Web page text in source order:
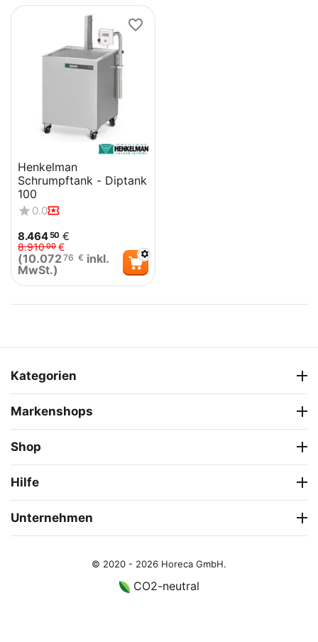
Henkelman
Schrumpftank - Diptank
100
0.0
8.46450 €
8.91000 €
(10.07276 € inkl.
MwSt.)
Kategorien
Markenshops
Shop
Hilfe
Unternehmen
© 2020 - 2026 Horeca GmbH.
CO2-neutral